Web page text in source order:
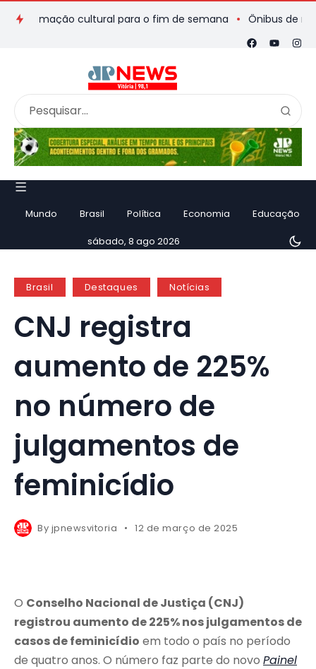
cultural para o fim de semana Ônibus de romeiros
Mundo Brasil Política Economia Educação
sábado, 8 ago 2026
Brasil Destaques Notícias
CNJ registra
aumento de 225%
no número de
julgamentos de
feminicídio
By jpnewsvitoria 12 de março de 2025
O Conselho Nacional de Justiça (CNJ)
registrou aumento de 225% nos julgamentos de
casos de feminicídio em todo o país no período
de quatro anos. O número faz parte do novo Painel